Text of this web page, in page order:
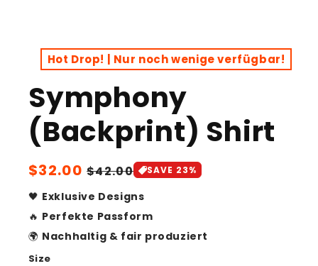
modal
Hot Drop! | Nur noch wenige verfügbar!
Symphony
(Backprint) Shirt
Sale
price
$32.00 Regular
price
$42.00 SAVE 23%
🖤 Exklusive Designs
🔥 Perfekte Passform
🌍 Nachhaltig & fair produziert
Size